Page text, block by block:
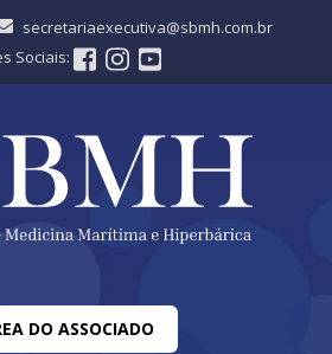
secretariaexecutiva@sbmh.com.br
Sociais:
DO ASSOCIADO